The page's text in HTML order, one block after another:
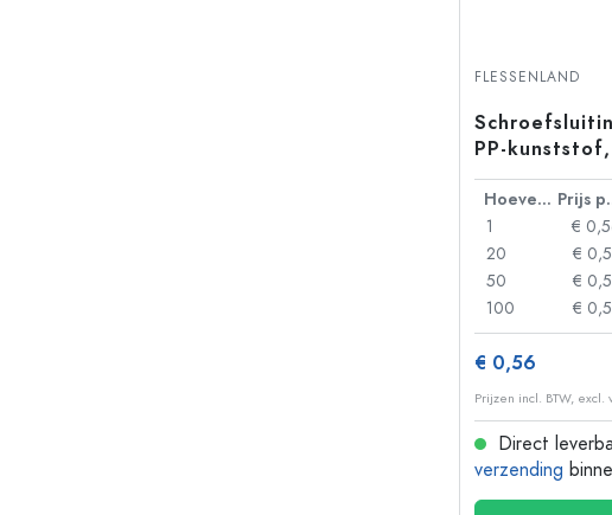
FLESSENLAND
PP-
monding:
Hoeveelheid
1
€
20
€
50
€
100
€
€ 0,56
Prijzen incl. BTW, excl.
Direct
verzending